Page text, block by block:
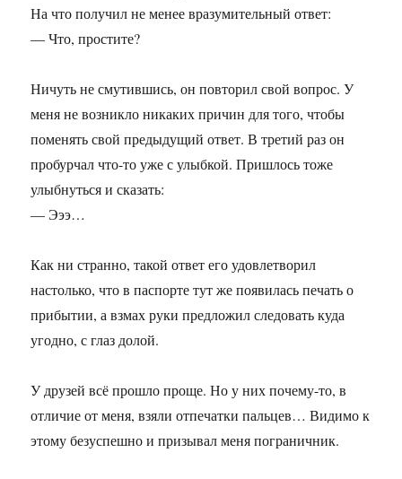
На что получил не менее вразумительный ответ:
— Что, простите?
Ничуть не смутившись, он повторил свой вопрос. У
меня не возникло никаких причин для того, чтобы
поменять свой предыдущий ответ. В третий раз он
пробурчал что-то уже с улыбкой. Пришлось тоже
улыбнуться и сказать:
— Эээ…
Как ни странно, такой ответ его удовлетворил
настолько, что в паспорте тут же появилась печать о
прибытии, а взмах руки предложил следовать куда
угодно, с глаз долой.
У друзей всё прошло проще. Но у них почему-то, в
отличие от меня, взяли отпечатки пальцев… Видимо к
этому безуспешно и призывал меня пограничник.